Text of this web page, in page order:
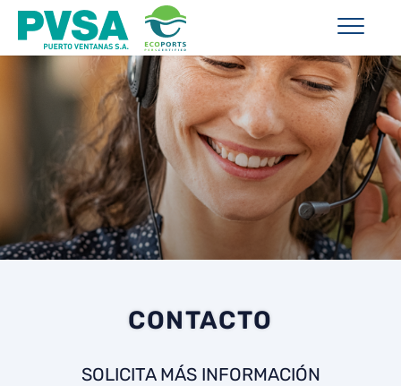
CONTACTO
SOLICITA MÁS INFORMACIÓN